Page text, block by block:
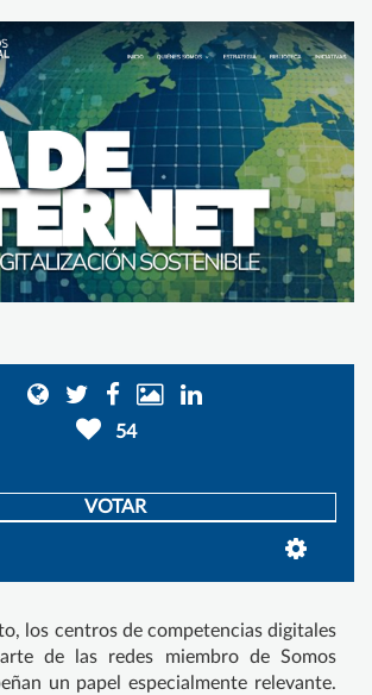
54
VOTAR
los centros de competencias digitales
de las redes miembro de Somos
un papel especialmente relevante.